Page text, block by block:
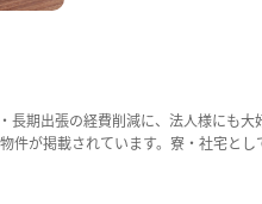
期出張の経費削減に、法人様にも大
が掲載されています。寮・社宅と